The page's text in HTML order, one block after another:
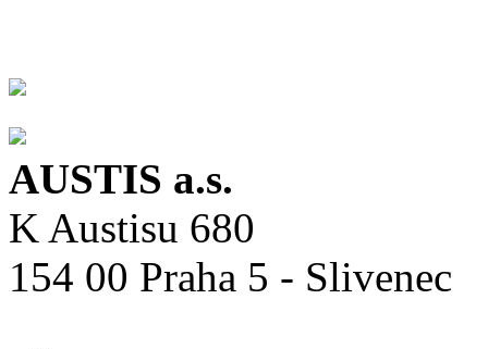
AUSTIS a.s.
K Austisu 680
154 00 Praha 5 - Slivenec